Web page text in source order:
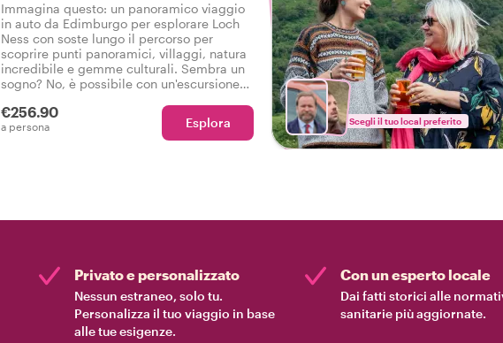
Immagina questo: un panoramico viaggio
in auto da Edimburgo per esplorare Loch
Ness con soste lungo il percorso per
scoprire punti panoramici, villaggi, natura
incredibile e gemme culturali. Sembra un
sogno? No, è possibile con un'escursione
locale!
€256.90
a persona Esplora Scegli il tuo local preferito
Privato e personalizzato
Nessun estraneo, solo tu.
Personalizza il tuo viaggio in base
alle tue esigenze.
Con un esperto locale
Dai fatti storici alle
sanitarie più aggiornate.